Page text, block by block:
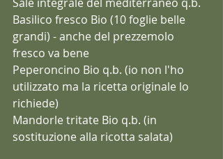
Basilico fresco Bio (10 foglie belle
grandi) - anche del prezzemolo
fresco va bene
Peperoncino Bio q.b. (io non l'ho
utilizzato ma la ricetta originale lo
richiede)
Mandorle tritate Bio q.b. (in
sostituzione alla ricotta salata)